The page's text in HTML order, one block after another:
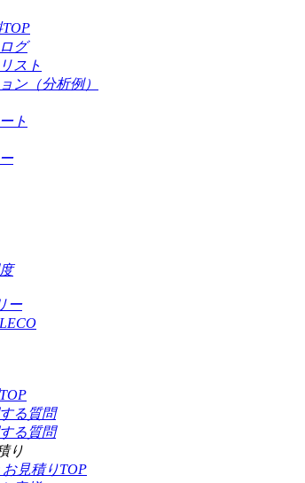
グ
スト
ン（分析例）
ト
ー
る質問
る質問
り
見積りTOP